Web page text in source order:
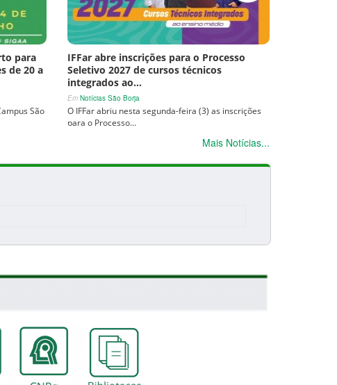
IFFar abre inscrições para o Processo
Seletivo 2027 de cursos técnicos
integrados ao…
Em Notícias São Borja
O IFFar abriu nesta segunda-feira (3) as inscrições
para o Processo…
para
de 20 a
São
Mais Notícias...